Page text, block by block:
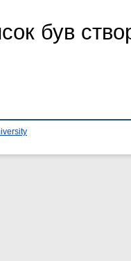
був